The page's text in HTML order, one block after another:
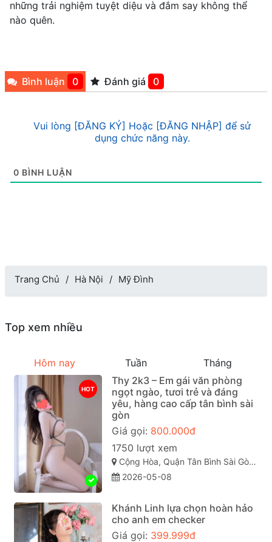
những trải nghiệm tuyệt diệu và đắm say không thể
nào quên.
Bình luận 0 Đánh giá 0
Vui lòng [ĐĂNG KÝ] Hoặc [ĐĂNG NHẬP] để sử
dụng chức năng này.
0 BÌNH LUẬN
Trang Chủ Hà Nội Mỹ Đình
Top xem nhiều
Hôm nay Tuần Tháng
HOT
Thy 2k3 – Em gái văn phòng
ngọt ngào, tươi trẻ và đáng
yêu, hàng cao cấp tân bình sài
gòn
Giá gọi: 800.000đ
1750 lượt xem
Cộng Hòa, Quận Tân Bình Sài Gòn ( TP. Hồ Chí Minh )
2026-05-08
Khánh Linh lựa chọn hoàn hảo
cho anh em checker
Giá gọi: 399.999đ